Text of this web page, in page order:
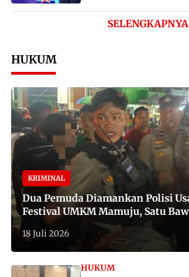
SELENGKAPNYA
HUKUM
KRIMINAL
Dua Pemuda Diamankan Polisi
Festival UMKM Mamuju, Satu
18 Juli 2026
HUKUM